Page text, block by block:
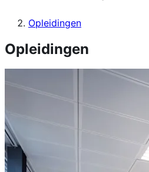
Opleidingen
Opleidingen